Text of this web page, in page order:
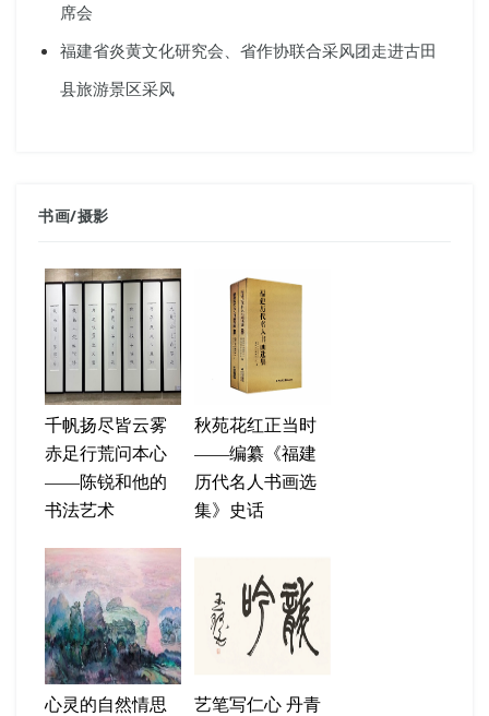
席会
福建省炎黄文化研究会、省作协联合采风团走进古田
县旅游景区采风
书画/摄影
千帆扬尽皆云雾
赤足行荒问本心
——陈锐和他的
书法艺术
秋苑花红正当时
——编纂《福建
历代名人书画选
集》史话
心灵的自然情思
艺笔写仁心 丹青